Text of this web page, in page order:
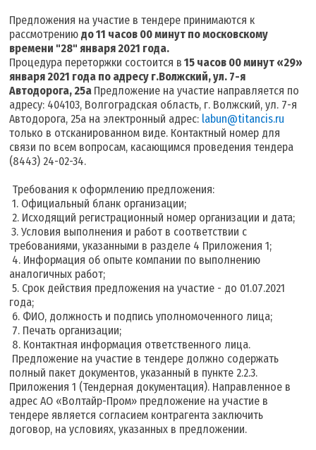
Предложения на участие в тендере принимаются к
рассмотрениюдо 11 часов 00 минут по московскому
времени "28" января 2021 года.
Процедура переторжки состоится в 15 часов 00 минут «29»
января 2021 года по адресу г.Волжский, ул. 7-я
Автодорога, 25а Предложение на участие направляется по
адресу: 404103, Волгоградская область, г. Волжский, ул. 7-я
Автодорога, 25а на электронный адрес: labun@titancis.ru
только в отсканированном виде. Контактный номер для
связи по всем вопросам, касающимся проведения тендера
(8443) 24-02-34.
Требования к оформлению предложения:
1. Официальный бланк организации;
2. Исходящий регистрационный номер организации и дата;
3. Условия выполнения и работ в соответствии с
требованиями, указанными в разделе 4 Приложения 1;
4. Информация об опыте компании по выполнению
аналогичных работ;
5. Срок действия предложения на участие - до 01.07.2021
года;
6. ФИО, должность и подпись уполномоченного лица;
7. Печать организации;
8. Контактная информация ответственного лица.
Предложение на участие в тендере должно содержать
полный пакет документов, указанный в пункте 2.2.3.
Приложения 1 (Тендерная документация). Направленное в
адрес АО «Волтайр-Пром» предложение на участие в
тендере является согласием контрагента заключить
договор, на условиях, указанных в предложении.